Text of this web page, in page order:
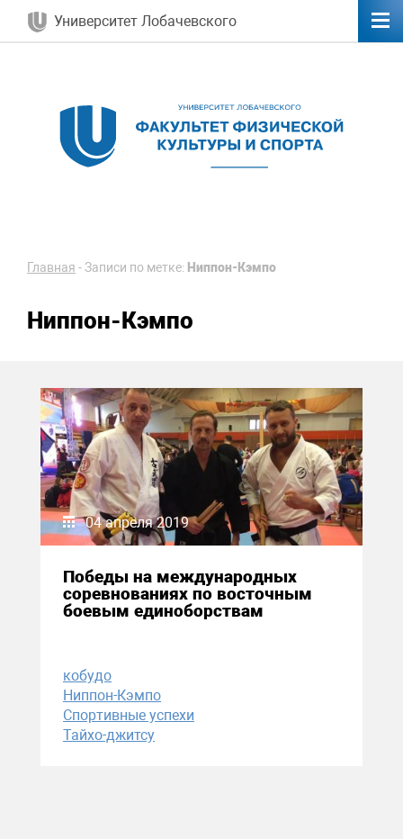
Университет Лобачевского
Главная -Записи по метке: Ниппон-Кэмпо
Ниппон-Кэмпо
04 апреля 2019
Победы на международных
соревнованиях по восточным
боевым единоборствам
кобудо
Ниппон-Кэмпо
Спортивные успехи
Тайхо-джитсу